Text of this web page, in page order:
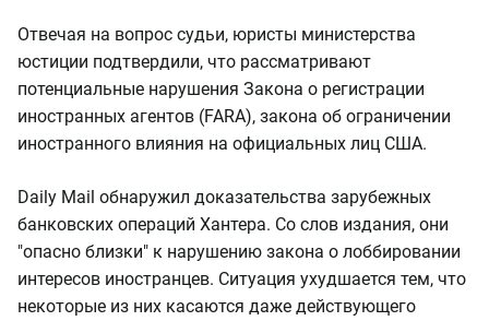
Отвечая на вопрос судьи, юристы министерства
юстиции подтвердили, что рассматривают
потенциальные нарушения Закона о регистрации
иностранных агентов (FARA), закона об ограничении
иностранного влияния на официальных лиц США.
Daily Mail обнаружил доказательства зарубежных
банковских операций Хантера. Со слов издания, они
"опасно близки" к нарушению закона о лоббировании
интересов иностранцев. Ситуация ухудшается тем, что
некоторые из них касаются даже действующего